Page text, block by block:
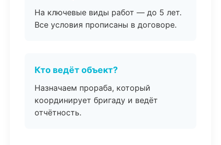
На ключевые виды работ — до 5 лет.
Все условия прописаны в договоре.
Кто ведёт объект?
Назначаем прораба, который
координирует бригаду и ведёт
отчётность.